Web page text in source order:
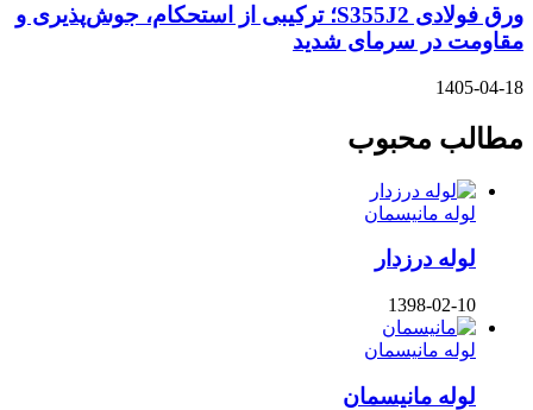
ورق فولادی S355J2؛ ترکیبی از استحکام، جوش‌پذیری و
مقاومت در سرمای شدید
1405-04-18
مطالب محبوب
لوله مانیسمان
لوله درزدار
1398-02-10
لوله مانیسمان
لوله مانیسمان